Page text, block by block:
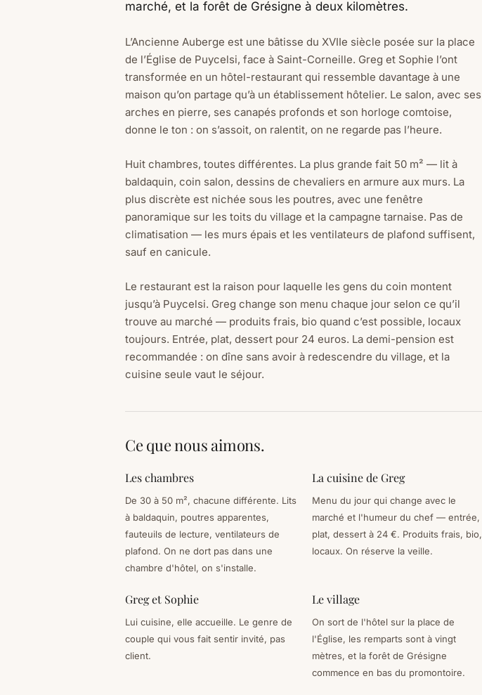
marché, et la forêt de Grésigne à deux kilomètres.
L’Ancienne Auberge est une bâtisse du XVIIe siècle posée sur la place
de l’Église de Puycelsi, face à Saint-Corneille. Greg et Sophie l’ont
transformée en un hôtel-restaurant qui ressemble davantage à une
maison qu’on partage qu’à un établissement hôtelier. Le salon, avec ses
arches en pierre, ses canapés profonds et son horloge comtoise,
donne le ton : on s’assoit, on ralentit, on ne regarde pas l’heure.
Huit chambres, toutes différentes. La plus grande fait 50 m² — lit à
baldaquin, coin salon, dessins de chevaliers en armure aux murs. La
plus discrète est nichée sous les poutres, avec une fenêtre
panoramique sur les toits du village et la campagne tarnaise. Pas de
climatisation — les murs épais et les ventilateurs de plafond suffisent,
sauf en canicule.
Le restaurant est la raison pour laquelle les gens du coin montent
jusqu’à Puycelsi. Greg change son menu chaque jour selon ce qu’il
trouve au marché — produits frais, bio quand c’est possible, locaux
toujours. Entrée, plat, dessert pour 24 euros. La demi-pension est
recommandée : on dîne sans avoir à redescendre du village, et la
cuisine seule vaut le séjour.
Ce que nous aimons.
Les chambres
De 30 à 50 m², chacune différente. Lits
à baldaquin, poutres apparentes,
fauteuils de lecture, ventilateurs de
plafond. On ne dort pas dans une
chambre d'hôtel, on s'installe.
La cuisine de Greg
Menu du jour qui change avec le
marché et l'humeur du chef — entrée,
plat, dessert à 24 €. Produits frais, bio,
locaux. On réserve la veille.
Greg et Sophie
Lui cuisine, elle accueille. Le genre de
couple qui vous fait sentir invité, pas
client.
Le village
On sort de l'hôtel sur la place de
l'Église, les remparts sont à vingt
mètres, et la forêt de Grésigne
commence en bas du promontoire.